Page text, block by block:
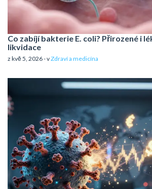
Co zabíjí bakterie E. coli? Přirozené i
likvidace
z kvě 5, 2026 - vZdraví a medicína